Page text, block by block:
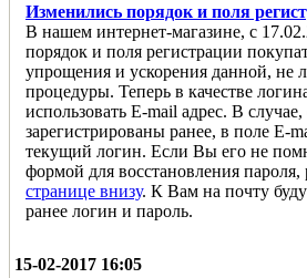
Изменились порядок и поля
В нашем интернет-магазине, с
порядок и поля регистрации
упрощения и ускорения данной, не
процедуры. Теперь в качестве
использовать E-mail адрес. В
зарегистрированы ранее, в поле E-
текущий логин. Если Вы его не
формой для восстановления
странице внизу. К Вам на почту
ранее логин и пароль.
15-02-2017 16:05